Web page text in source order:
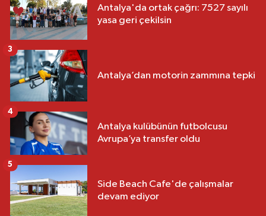
Antalya'da ortak çağrı: 7527 sayılı
yasa geri çekilsin
Antalya’dan motorin zammına tepki
3
Antalya kulübünün futbolcusu
Avrupa’ya transfer oldu
4
Side Beach Cafe'de çalışmalar
devam ediyor
5